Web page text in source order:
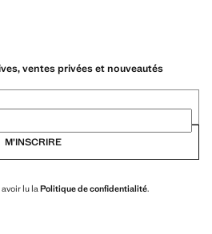
ventes privées et nouveautés
M’INSCRIRE
lu la Politique de confidentialité.